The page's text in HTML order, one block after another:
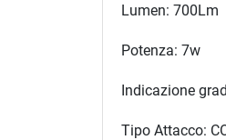
Lumen: 700Lm
Potenza: 7w
Indicazione
Tipo Attacco: